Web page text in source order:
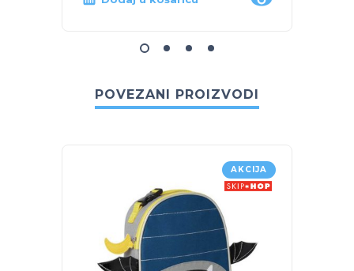
POVEZANI PROIZVODI
AKCIJA